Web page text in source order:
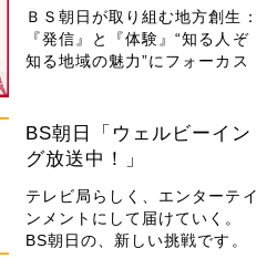
ＢＳ朝日が取り組む地方創生：
『発信』と『体験』“知る人ぞ
知る地域の魅力”にフォーカス
BS朝日「ウェルビーイン
グ放送中！」
テレビ局らしく、エンターテイ
ンメントにして届けていく。
BS朝日の、新しい挑戦です。